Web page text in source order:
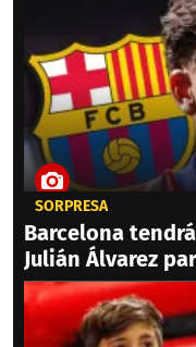
SORPRESA
Barcelona
Julián Álvarez